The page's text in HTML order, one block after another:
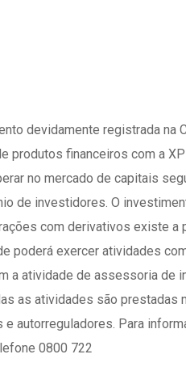
devidamente registrada na
produtos financeiros com a
no mercado de capitais
de investidores. O
com derivativos existe a
poderá exercer atividades
a atividade de assessoria de
as atividades são prestadas
autorreguladores. Para
0800 722